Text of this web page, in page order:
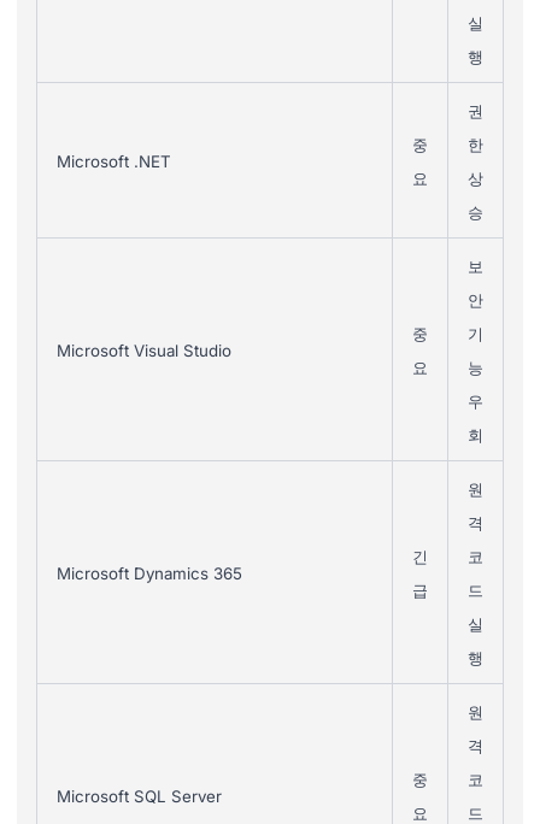
실
행
Microsoft .NET
중
요
권
한
상
승
Microsoft Visual Studio
중
요
보
안
기
능
우
회
Microsoft Dynamics 365
긴
급
원
격
코
드
실
행
Microsoft SQL Server
중
요
원
격
코
드